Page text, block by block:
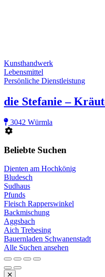
Kunsthandwerk
Lebensmittel
Persönliche Dienstleistung
die Stefanie –
3042 Würmla
Beliebte Suchen
Dienten am Hochkönig
Bludesch
Sudhaus
Pfunds
Fleisch Rapperswinkel
Backmischung
Aggsbach
Aich Trebesing
Bauernladen Schwanenstadt
Alle Suchen ansehen